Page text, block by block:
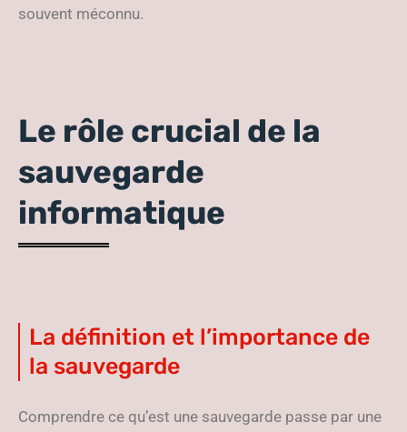
souvent méconnu.
Le rôle crucial de la
sauvegarde
informatique
La définition et l’importance de
la sauvegarde
Comprendre ce qu’est une sauvegarde passe par une